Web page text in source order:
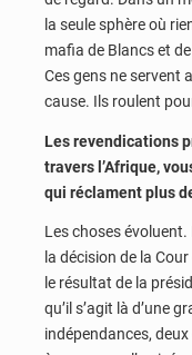
la seule sphère où
mafia de Blancs et
Ces gens ne servent
cause. Ils roulent
Les revendications
travers l’Afrique,
qui réclament plus
Les choses
la décision de la
le résultat de la
qu’il s’agit là d’une
indépendances,